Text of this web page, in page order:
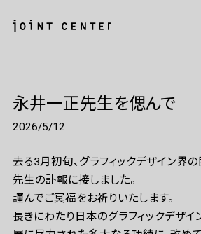
永井一正先生を偲んで
2026/5/12
去る3月初旬、グラフィックデザイン界
先生の訃報に接しました。
謹んでご冥福をお祈りいたします。
長きにわたり日本のグラフィックデザイ